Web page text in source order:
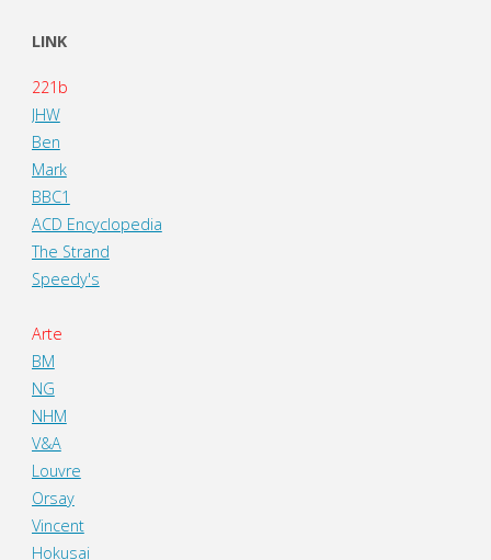
LINK
221b
JHW
Ben
Mark
BBC1
ACD Encyclopedia
The Strand
Speedy's
Arte
BM
NG
NHM
V&A
Louvre
Orsay
Vincent
Hokusai